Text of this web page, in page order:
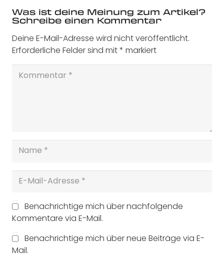
Was ist deine Meinung zum Artikel?
Schreibe einen Kommentar
Deine E-Mail-Adresse wird nicht veröffentlicht.
Erforderliche Felder sind mit* markiert
Benachrichtige mich über nachfolgende
Kommentare via E-Mail.
Benachrichtige mich über neue Beiträge via E-
Mail.